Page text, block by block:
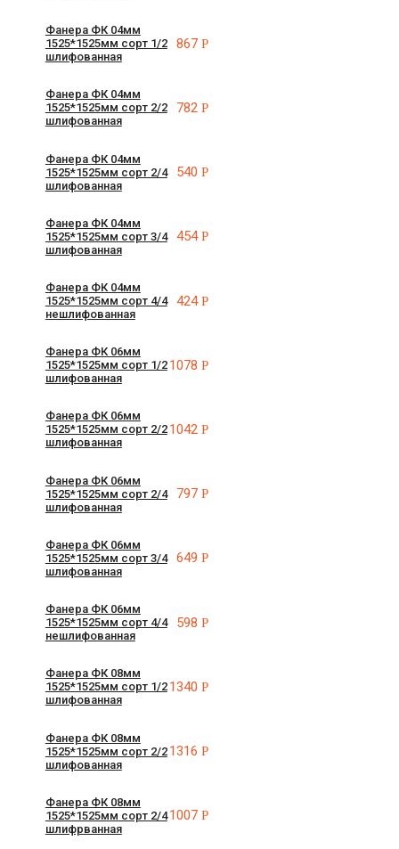
Фанера ФК 04мм
1525*1525мм сорт 1/2
шлифованная
867Р
Фанера ФК 04мм
1525*1525мм сорт 2/2
шлифованная
782Р
Фанера ФК 04мм
1525*1525мм сорт 2/4
шлифованная
540Р
Фанера ФК 04мм
1525*1525мм сорт 3/4
шлифованная
454Р
Фанера ФК 04мм
1525*1525мм сорт 4/4
нешлифованная
424Р
Фанера ФК 06мм
1525*1525мм сорт 1/2
шлифованная
1078Р
Фанера ФК 06мм
1525*1525мм сорт 2/2
шлифованная
1042Р
Фанера ФК 06мм
1525*1525мм сорт 2/4
шлифованная
797Р
Фанера ФК 06мм
1525*1525мм сорт 3/4
шлифованная
649Р
Фанера ФК 06мм
1525*1525мм сорт 4/4
нешлифованная
598Р
Фанера ФК 08мм
1525*1525мм сорт 1/2
шлифованная
1340Р
Фанера ФК 08мм
1525*1525мм сорт 2/2
шлифованная
1316Р
Фанера ФК 08мм
1525*1525мм сорт 2/4
шлифрванная
1007Р